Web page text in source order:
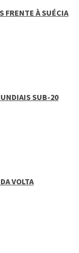
FRENTE À SUÉCIA
SUB-20
VOLTA